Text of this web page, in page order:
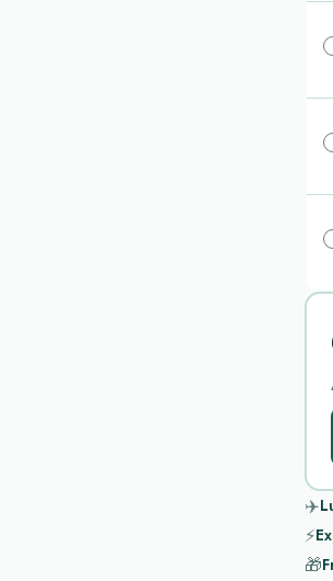
✈️
⚡
🎁